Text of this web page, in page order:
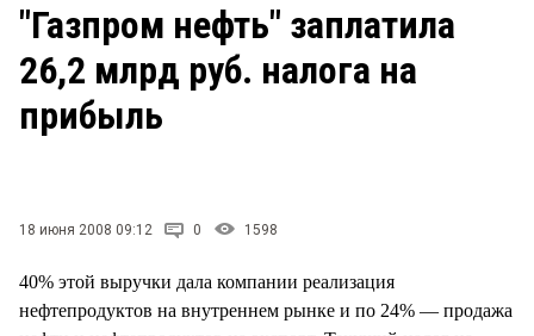
ЗАКОН
НОВОСТИ КОМПАНИЙ
Рейтинги
Блоги
"Газпром нефть" заплатила
26,2 млрд руб. налога на
прибыль
18 июня 2008 09:12 0 1598
40% этой выручки дала компании реализация
нефтепродуктов на внутреннем рынке и по 24% — продажа